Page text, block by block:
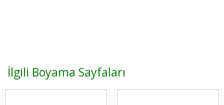
İlgili Boyama Sayfaları